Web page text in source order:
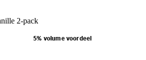
2-pack
5% volume voordeel